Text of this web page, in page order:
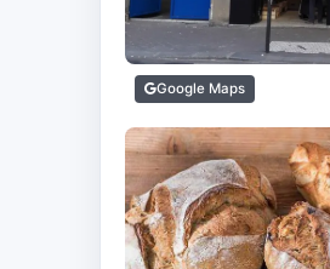
Google Maps